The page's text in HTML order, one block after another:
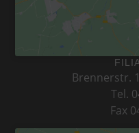
Brennerstr.
Tel.
Fax